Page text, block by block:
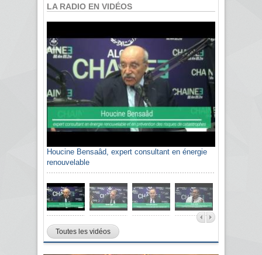
LA RADIO EN VIDÉOS
Houcine Bensaâd, expert consultant en énergie
renouvelable
Toutes les vidéos